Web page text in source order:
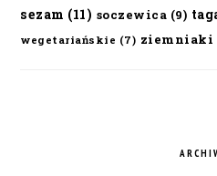
sezam (11) soczewica (9)
wegetariańskie (7) ziemniaki